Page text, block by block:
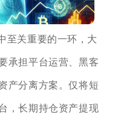
至关重要的一环，大
承担平台运营、黑客
产分离方案。仅将短
，长期持仓资产提现